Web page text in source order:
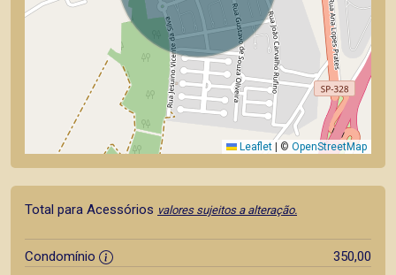
Leaflet © OpenStreetMap
Total para Acessórios valores sujeitos a alteração.
Condomínio
350,00